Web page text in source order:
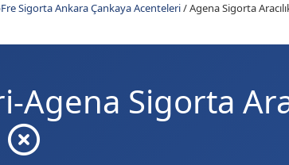
Sigorta Ankara Çankaya Acenteleri/Agena Sigorta
Sigorta